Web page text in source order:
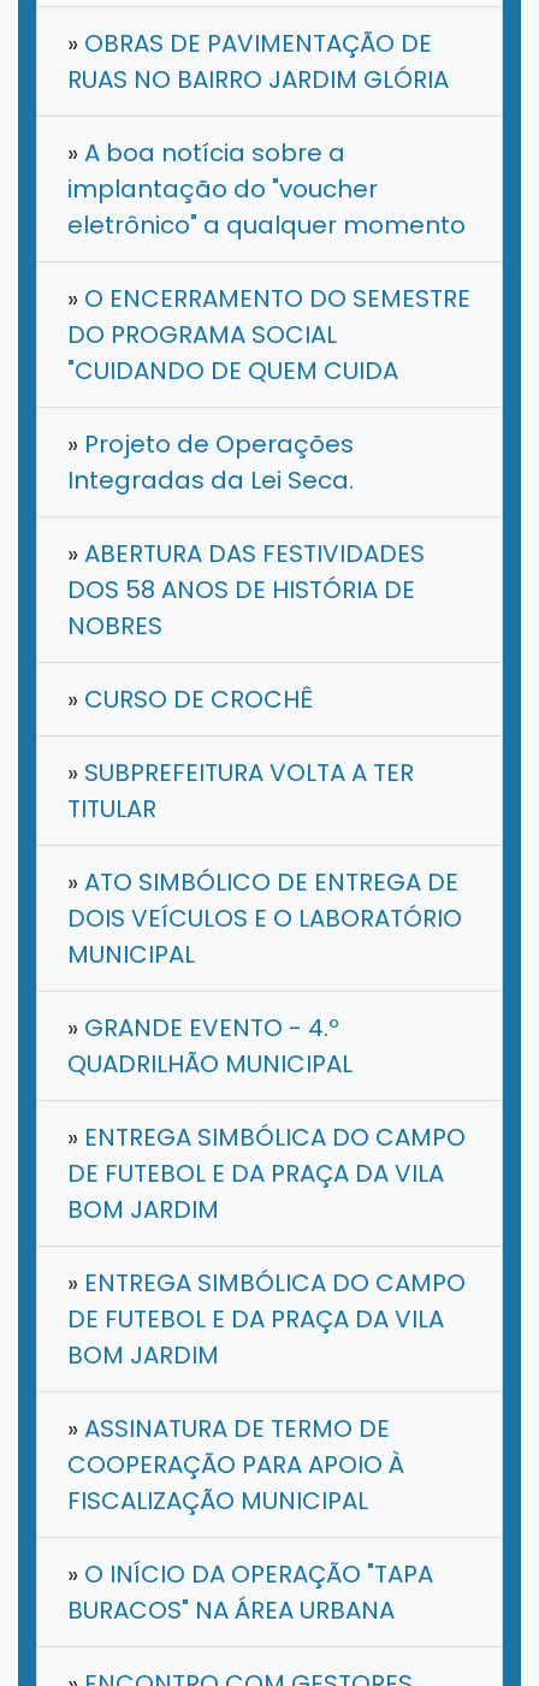
» OBRAS DE PAVIMENTAÇÃO DE
RUAS NO BAIRRO JARDIM GLÓRIA
»A boa notícia sobre a
implantação do "voucher
eletrônico" a qualquer momento
» O ENCERRAMENTO DO SEMESTRE
DO PROGRAMA SOCIAL
"CUIDANDO DE QUEM CUIDA
» Projeto de Operações
Integradas da Lei Seca.
»ABERTURA DAS FESTIVIDADES
DOS 58 ANOS DE HISTÓRIA DE
NOBRES
» CURSO DE CROCHÊ
» SUBPREFEITURA VOLTA A TER
TITULAR
»ATO SIMBÓLICO DE ENTREGA DE
DOIS VEÍCULOS E O LABORATÓRIO
MUNICIPAL
» GRANDE EVENTO - 4.º
QUADRILHÃO MUNICIPAL
» ENTREGA SIMBÓLICA DO CAMPO
DE FUTEBOL E DA PRAÇA DA VILA
BOM JARDIM
» ENTREGA SIMBÓLICA DO CAMPO
DE FUTEBOL E DA PRAÇA DA VILA
BOM JARDIM
»ASSINATURA DE TERMO DE
COOPERAÇÃO PARA APOIO À
FISCALIZAÇÃO MUNICIPAL
» O INÍCIO DA OPERAÇÃO "TAPA
BURACOS" NA ÁREA URBANA